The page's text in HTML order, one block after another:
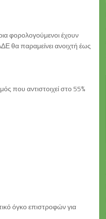
φορολογούμενοι έχουν
θα παραμείνει ανοιχτή έως
που αντιστοιχεί στο 55%
όγκο επιστροφών για